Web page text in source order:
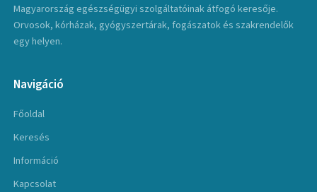
Magyarország egészségügyi szolgáltatóinak átfogó keresője.
Orvosok, kórházak, gyógyszertárak, fogászatok és szakrendelők
egy helyen.
Navigáció
Főoldal
Keresés
Információ
Kapcsolat